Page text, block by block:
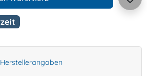
Herstellerangaben